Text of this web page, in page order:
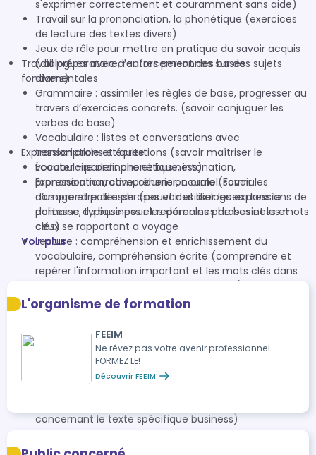
s'exprimer correctement et couramment sans aide)
Travail sur la prononciation, la phonétique (exercices
de lecture des textes divers)
Jeux de rôle pour mettre en pratique du savoir acquis
(dialogues avec d'autres personnes sur des sujets
divers)
Travail préparatoire, renforcement des bases
fondamentales
Grammaire : assimiler les règles de base, progresser au
travers d’exercices concrets. (savoir conjuguer les
verbes de base)
Vocabulaire : listes et conversations avec
transcriptions et questions (savoir maîtriser le
vocabulaire ordinaire et business)
Expression narrative, courrier, courriel. Formules
d’usage et politesse. (pouvoir utiliser les expressions de
politesse, typique pour les domaines de business et
ceux se rapportant a voyage
Expression orale et écrite
Écouter - parler : phonétique, intonation,
prononciation, compréhension orale (savoir
comprendre des phrases et des dialogues dans le
domaine du business et repérer les phrases et les mots
clés)
Lecture : compréhension et enrichissement du
vocabulaire, compréhension écrite (comprendre et
repérer l'information important et les mots clés dans
Travail d’écoute et de restitution sur médias audio -
vidéo (pouvoir résumer la conversation sur différents
sujets ainsi que faire un résumé d'une vidéo)
Acquérir le vocabulaire professionnel spécifique
d'affaires (pouvoir écrire, comprendre et analyser le
vocabulaire professionnel business)
concernant le texte spécifique business)
Voir plus
L'organisme de formation
FEEIM
Ne rêvez pas votre avenir professionnel
FORMEZ LE!
Découvrir FEEIM